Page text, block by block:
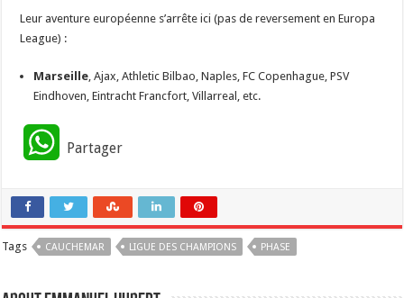
​Leur aventure européenne s’arrête ici (pas de reversement en Europa
League) :
Marseille , Ajax, Athletic Bilbao, Naples, FC Copenhague, PSV
Eindhoven, Eintracht Francfort, Villarreal, etc.
W
a
t
Partager
Tags CAUCHEMAR LIGUE DES CHAMPIONS PHASE